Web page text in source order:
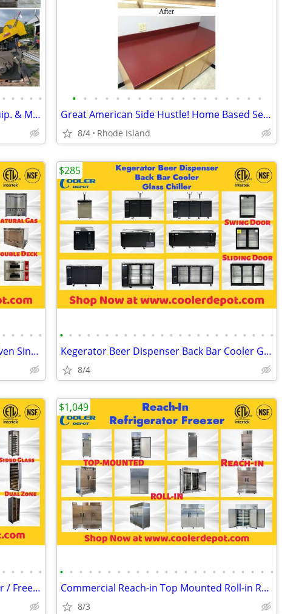
• • • • •
Online Auction | UTV, Restaurant Equip. & More | Aug. 20
• • • • • • • • • • • • • • • • • •
Great American Side Hustle! Home Based Service Business
8/4 Rhode Island
• • • • •
Pizza Prep Table/ Gas/Electric Pizza Oven Single Double Deck
• • • • • • • • • • • • • • • • • • • • • • • •
Kegerator Beer Dispenser Back Bar Cooler Glass Chiller
8/4
$285
• • • • •
Merchandiser Glass Door Refrigerator / Freezer / Wine Cooler
• • • • • • • • • • • • • • • • • • • • • • •
Commercial Reach-in Top Mounted Roll-in Refrigerator Freezer
8/3
$1,049